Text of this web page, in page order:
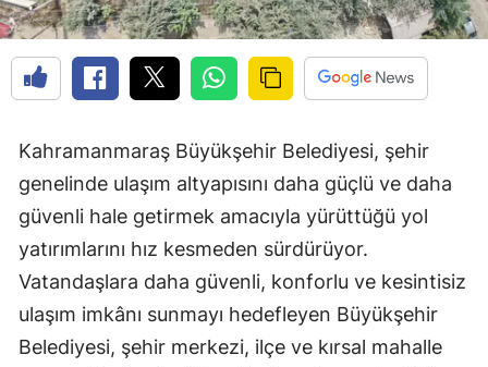
Kahramanmaraş Büyükşehir Belediyesi, şehir
genelinde ulaşım altyapısını daha güçlü ve daha
güvenli hale getirmek amacıyla yürüttüğü yol
yatırımlarını hız kesmeden sürdürüyor.
Vatandaşlara daha güvenli, konforlu ve kesintisiz
ulaşım imkânı sunmayı hedefleyen Büyükşehir
Belediyesi, şehir merkezi, ilçe ve kırsal mahalle